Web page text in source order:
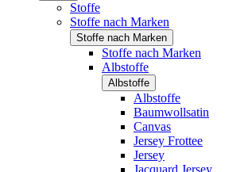
Stoffe
Stoffe nach Marken
Stoffe nach Marken
Stoffe nach Marken
Albstoffe
Albstoffe
Albstoffe
Baumwollsatin
Canvas
Jersey Frottee
Jersey
Jacquard Jersey